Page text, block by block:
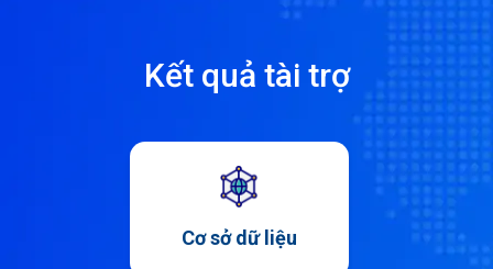
Kết quả tài trợ
Cơ sở dữ liệu